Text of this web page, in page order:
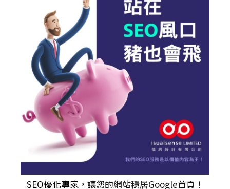
SEO優化專家，讓您的網站穩居Google首頁！